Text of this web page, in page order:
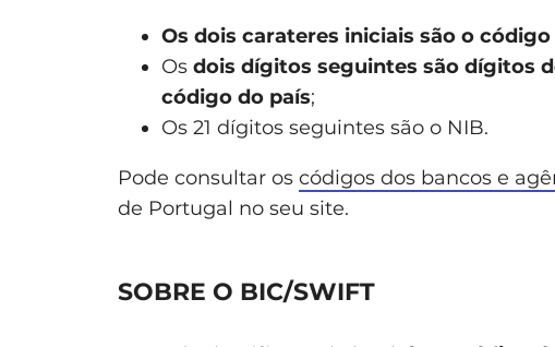
Os dois carateres iniciais são o código
Os dois dígitos seguintes são dígitos
código do país;
Os 21 dígitos seguintes são o NIB.
Pode consultar os códigos dos bancos e
de Portugal no seu site.
SOBRE O BIC/SWIFT